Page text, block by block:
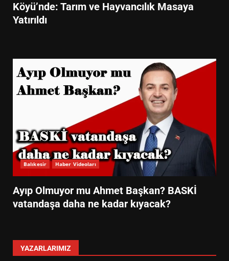
Köyü’nde: Tarım ve Hayvancılık Masaya
Yatırıldı
Balıkesir Haber Videoları
Ayıp Olmuyor mu Ahmet Başkan? BASKİ
vatandaşa daha ne kadar kıyacak?
YAZARLARIMIZ